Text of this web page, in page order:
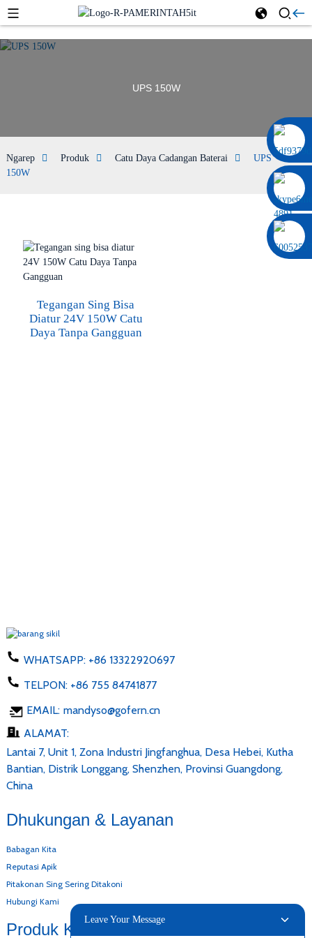
0086 13322920697
UPS 150W
Ngarep Produk Catu Daya Cadangan Baterai
UPS
150W
Tegangan Sing Bisa
Diatur 24V 150W Catu
Daya Tanpa Gangguan
WHATSAPP: +86 13322920697
TELPON: +86 755 84741877
EMAIL: mandyso@gofern.cn
ALAMAT:
Lantai 7, Unit 1, Zona Industri Jingfanghua, Desa Hebei, Kutha
Bantian, Distrik Longgang, Shenzhen, Provinsi Guangdong,
China
Dhukungan & Layanan
Babagan Kita
Reputasi Apik
Pitakonan Sing Sering Ditakoni
Hubungi Kami
Produk Kita
Leave Your Message